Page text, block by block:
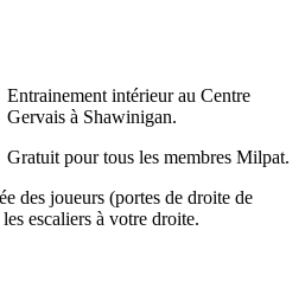
Entrainement intérieur au Centre
Gervais à Shawinigan.
Gratuit pour tous les membres Milpat.
des joueurs (portes de droite de
escaliers à votre droite.